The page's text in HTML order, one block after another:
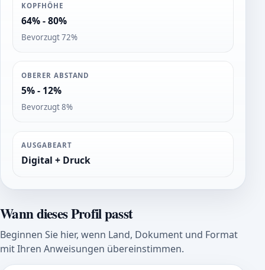
KOPFHÖHE
64% - 80%
Bevorzugt 72%
OBERER ABSTAND
5% - 12%
Bevorzugt 8%
AUSGABEART
Digital + Druck
Wann dieses Profil passt
Beginnen Sie hier, wenn Land, Dokument und Format
mit Ihren Anweisungen übereinstimmen.